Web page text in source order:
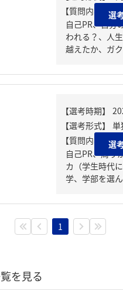
【質問内容・課
自己PR、自分
われる？、人
越えたか、ガ
選
【質問内容・課
自己PR、周り
カ（学生時代
学、学部を選
選
1
を見る